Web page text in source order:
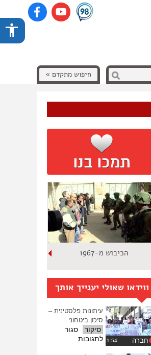
חיפוש מתקדם »
הכיבוש מ-1967
ווידאו שאולי יענייך אותך
חברה
עיתונות פלסטינית –
סיכון ביטחוני
סיקור
סגור
לתגובותעל